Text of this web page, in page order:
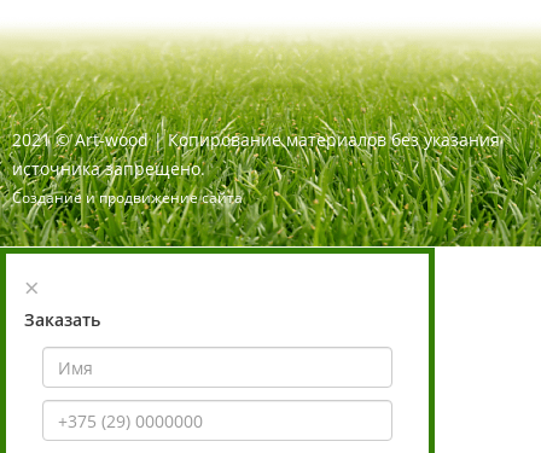
2021 ©Art-wood |Копирование материалов без указания
источника запрещено.
Создание и продвижение сайта
×
Заказать